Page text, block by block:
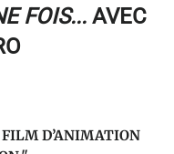
FOIS... AVEC
D’ANIMATION